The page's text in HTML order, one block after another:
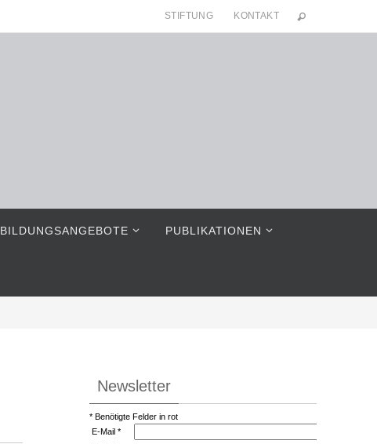
STIFTUNG KONTAKT
BILDUNGSANGEBOTE PUBLIKATIONEN
Newsletter